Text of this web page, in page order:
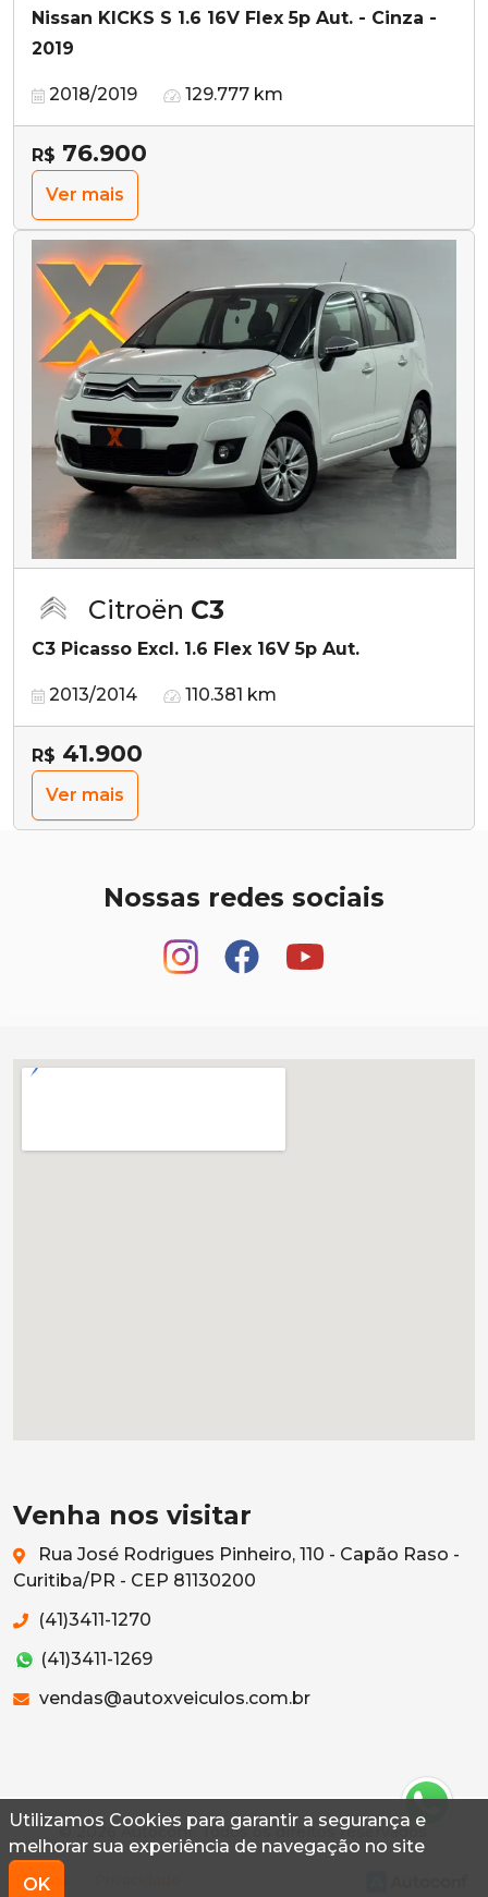
Utilizamos Cookies para garantir a segurança e
melhorar sua experiência de navegação no site
OK
Nissan KICKS S 1.6 16V Flex 5p Aut. - Cinza -
2019
2018/2019 129.777 km
R$ 76.900
Ver mais
Citroën C3
C3 Picasso Excl. 1.6 Flex 16V 5p Aut.
2013/2014 110.381 km
R$ 41.900
Ver mais
Nossas redes sociais
Venha nos visitar
Rua José Rodrigues Pinheiro, 110 - Capão Raso -
Curitiba/PR - CEP 81130200
(41)3411-1270
(41)3411-1269
vendas@autoxveiculos.com.br
© 2026 Autoconf. Todos os direitos reservados.
Termos